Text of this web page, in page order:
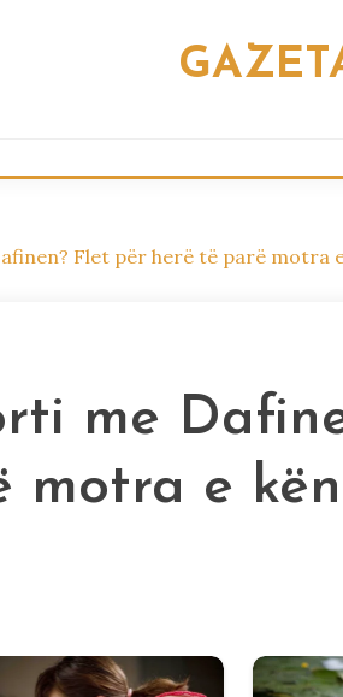
Flet për herë të parë motra
me
motra e